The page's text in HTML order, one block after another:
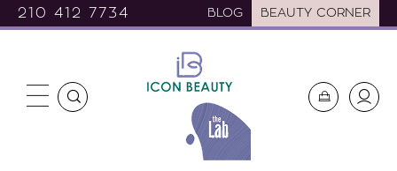
210 412 7734 BLOG BEAUTY CORNER